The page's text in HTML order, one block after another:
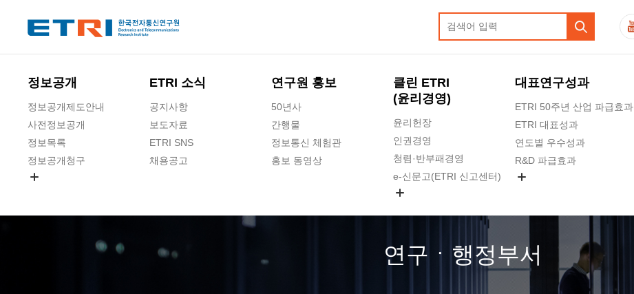
정보공개
정보공개제도안내
사전정보공개
정보목록
정보공개청구
ETRI 소식
공지사항
보도자료
ETRI SNS
채용공고
연구원 홍보
50년사
간행물
정보통신 체험관
홍보 동영상
클린 ETRI
(윤리경영)
윤리헌장
인권경영
청렴·반부패경영
e-신문고(ETRI 신고센터)
고객의소리
수의계약 현황
대표연구성과
ETRI 50주년 산업 파급효과
ETRI 대표성과
연도별 우수성과
R&D 파급효과
연구ㆍ행정부서